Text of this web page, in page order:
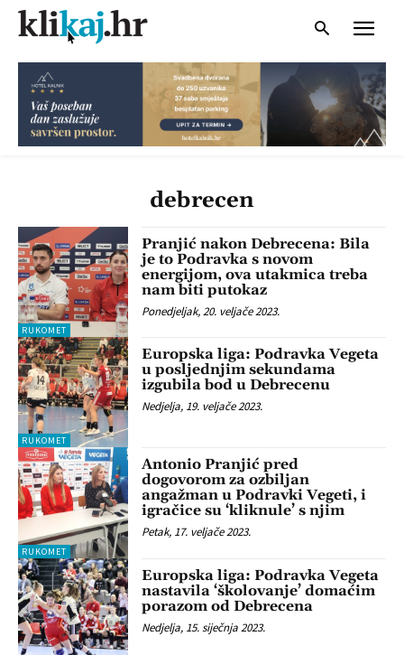
debrecen
RUKOMET
Pranjić nakon Debrecena: Bila
je to Podravka s novom
energijom, ova utakmica treba
nam biti putokaz
Ponedjeljak, 20. veljače 2023.
RUKOMET
Europska liga: Podravka Vegeta
u posljednjim sekundama
izgubila bod u Debrecenu
Nedjelja, 19. veljače 2023.
RUKOMET
Antonio Pranjić pred
dogovorom za ozbiljan
angažman u Podravki Vegeti, i
igračice su ‘kliknule’ s njim
Petak, 17. veljače 2023.
Europska liga: Podravka Vegeta
nastavila ‘školovanje’ domaćim
porazom od Debrecena
Nedjelja, 15. siječnja 2023.